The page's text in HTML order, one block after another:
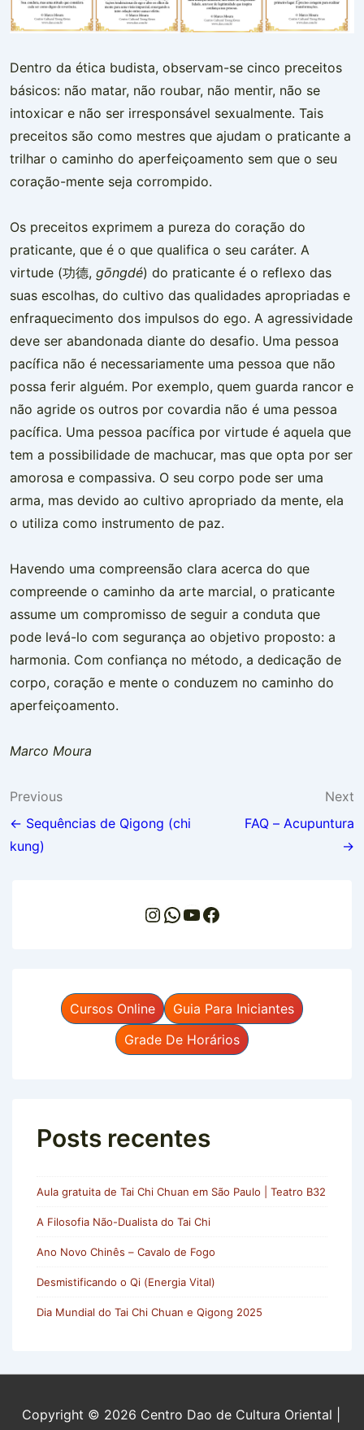
Dentro da ética budista, observam-se cinco preceitos
básicos: não matar, não roubar, não mentir, não se
intoxicar e não ser irresponsável sexualmente. Tais
preceitos são como mestres que ajudam o praticante a
trilhar o caminho do aperfeiçoamento sem que o seu
coração-mente seja corrompido.
Os preceitos exprimem a pureza do coração do
praticante, que é o que qualifica o seu caráter. A
virtude (功德, gōngdé) do praticante é o reflexo das
suas escolhas, do cultivo das qualidades apropriadas e
enfraquecimento dos impulsos do ego. A agressividade
deve ser abandonada diante do desafio. Uma pessoa
pacífica não é necessariamente uma pessoa que não
possa ferir alguém. Por exemplo, quem guarda rancor e
não agride os outros por covardia não é uma pessoa
pacífica. Uma pessoa pacífica por virtude é aquela que
tem a possibilidade de machucar, mas que opta por ser
amorosa e compassiva. O seu corpo pode ser uma
arma, mas devido ao cultivo apropriado da mente, ela
o utiliza como instrumento de paz.
Havendo uma compreensão clara acerca do que
compreende o caminho da arte marcial, o praticante
assume um compromisso de seguir a conduta que
pode levá-lo com segurança ao objetivo proposto: a
harmonia. Com confiança no método, a dedicação de
corpo, coração e mente o conduzem no caminho do
aperfeiçoamento.
Marco Moura
Navegação
de
Post
Previous
← Sequências de Qigong (chi
kung)
Next
FAQ – Acupuntura
→
Instagram
WhatsApp
Youtube
Facebook
Cursos Online
Guia Para Iniciantes
Grade De Horários
Posts recentes
Aula gratuita de Tai Chi Chuan em São Paulo | Teatro B32
A Filosofia Não-Dualista do Tai Chi
Ano Novo Chinês – Cavalo de Fogo
Desmistificando o Qi (Energia Vital)
Dia Mundial do Tai Chi Chuan e Qigong 2025
Copyright © 2026 Centro Dao de Cultura Oriental